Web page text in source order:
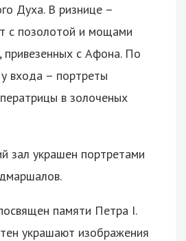
Духа. В ризнице –
с позолотой и мощами
привезенных с Афона. По
входа – портреты
в золоченых
зал украшен портретами
памяти Петра I.
украшают изображения